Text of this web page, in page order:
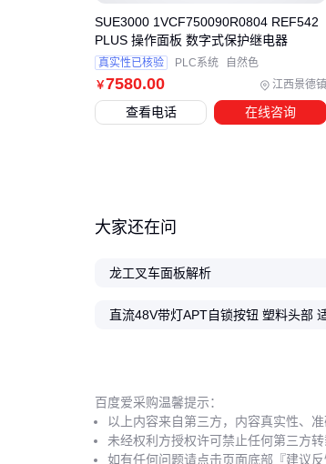
￥7580.00 江西景德镇
SUE3000 1VCF750090R0804 REF542
PLUS 操作面板 数字式保护继电器
真实性已核验 PLC系统 自然色
查看电话 在线咨询
大家还在问
龙工叉车面板解析
百度爱采购温馨提示：
以上内容来自第三方，内容真实性、
未经权利方授权许可禁止任何第三方
如有任何问题请点击页面底部『建议